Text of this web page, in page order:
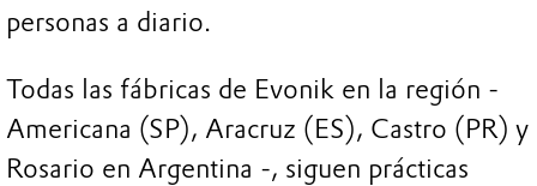
personas a diario.
Todas las fábricas de Evonik en la región -
Americana (SP), Aracruz (ES), Castro (PR) y
Rosario en Argentina -, siguen prácticas